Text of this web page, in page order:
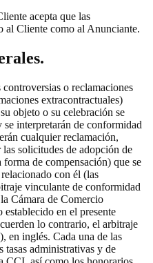
acepta que las
al Cliente como al Anunciante.
o reclamaciones
extracontractuales)
objeto o su celebración se
interpretarán de conformidad
cualquier reclamación,
solicitudes de adopción de
de compensación) que se
con él (las
vinculante de conformidad
Cámara de Comercio
establecido en el presente
lo contrario, el arbitraje
en inglés. Cada una de las
tasas administrativas y de